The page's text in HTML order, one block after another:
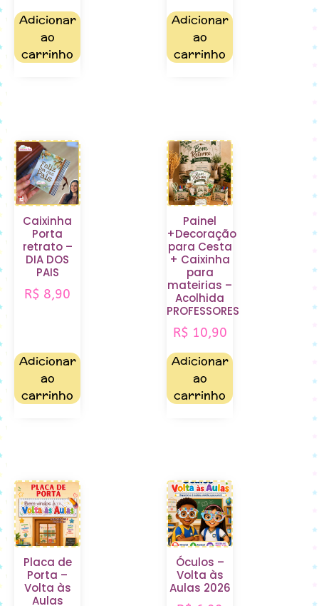
Adicionar
ao
carrinho
Adicionar
ao
carrinho
Caixinha
Porta
retrato –
DIA DOS
PAIS
R$ 8,90
Adicionar
ao
carrinho
Painel
+Decoração
para Cesta
+ Caixinha
para
mateirias –
Acolhida
PROFESSORES
R$ 10,90
Adicionar
ao
carrinho
Placa de
Porta –
Volta às
Aulas
Óculos –
Volta às
Aulas 2026